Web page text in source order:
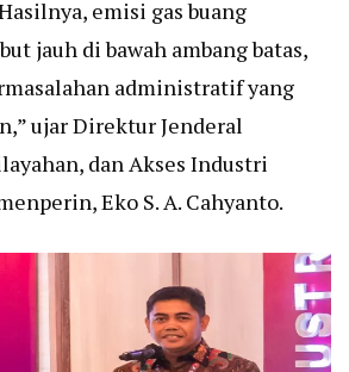
emisi gas buang
jauh di bawah ambang batas,
administratif yang
ujar Direktur Jenderal
dan Akses Industri
Eko S. A. Cahyanto.